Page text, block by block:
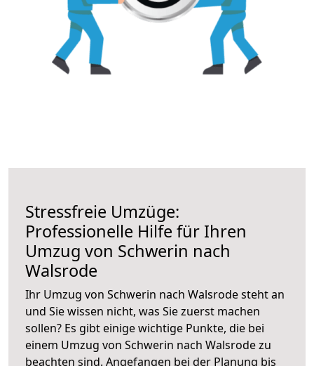
Stressfreie Umzüge:
Professionelle Hilfe für Ihren
Umzug von Schwerin nach
Walsrode
Ihr Umzug von Schwerin nach Walsrode steht an
und Sie wissen nicht, was Sie zuerst machen
sollen? Es gibt einige wichtige Punkte, die bei
einem Umzug von Schwerin nach Walsrode zu
beachten sind. Angefangen bei der Planung bis